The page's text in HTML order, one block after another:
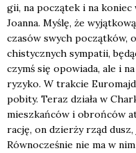
gii, na począ­tek i na koniec
Joan­na. Myślę, że
cza­sów swych począt­ków,
chi­stycz­nych sym­pa­tii,
czymś się opo­wia­da, ale i
ryzy­ko. W trak­cie
pobi­ty. Teraz dzia­ła w
miesz­kań­ców i obroń­ców
rację, on dzier­ży rząd
Rów­no­cze­śnie nie ma w